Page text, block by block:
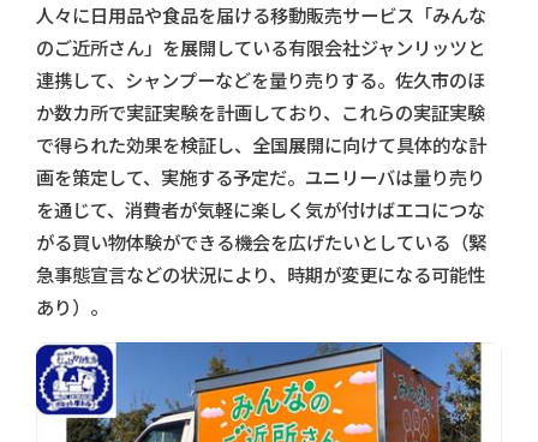
人々に日用品や食品を届ける移動販売サービス「みんな
のご近所さん」を展開している有限会社ジャンリッツと
連携して、シャンプーなどを量り売りする。佐久市のほ
か数カ所で実証実験を計画しており、これらの実証実験
で得られた効果を検証し、全国展開に向けて具体的な計
画を策定して、実施する予定だ。ユニリーバは量り売り
を通じて、消費者が気軽に楽しく気が付けばエコにつな
がる買い物体験ができる機会を広げたいとしている（緊
急事態宣言などの状況により、時期が変更になる可能性
あり）。